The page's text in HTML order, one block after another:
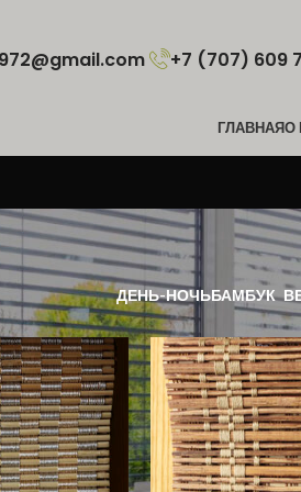
+7 (707) 609
ГЛАВНАЯО
ДЕНЬ-НОЧЬБАМБУК